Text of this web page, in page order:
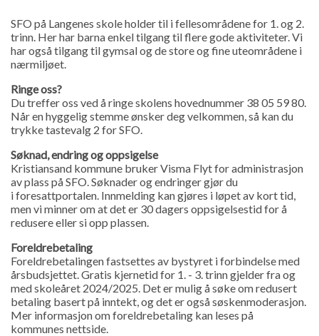
SFO på Langenes skole holder til i fellesområdene for 1. og 2.
trinn. Her har barna enkel tilgang til flere gode aktiviteter. Vi
har også tilgang til gymsal og de store og fine uteområdene i
nærmiljøet.
Ringe oss?
Du treffer oss ved å ringe skolens hovednummer 38 05 59 80.
Når en hyggelig stemme ønsker deg velkommen, så kan du
trykke tastevalg 2 for SFO.
Søknad, endring og oppsigelse
Kristiansand kommune bruker Visma Flyt for administrasjon
av plass på SFO. Søknader og endringer gjør du
i foresattportalen. Innmelding kan gjøres i løpet av kort tid,
men vi minner om at det er 30 dagers oppsigelsestid for å
redusere eller si opp plassen.
Foreldrebetaling
Foreldrebetalingen fastsettes av bystyret i forbindelse med
årsbudsjettet. Gratis kjernetid for 1. - 3. trinn gjelder fra og
med skoleåret 2024/2025. Det er mulig å søke om redusert
betaling basert på inntekt, og det er også søskenmoderasjon.
Mer informasjon om foreldrebetaling kan leses på
kommunes nettside.